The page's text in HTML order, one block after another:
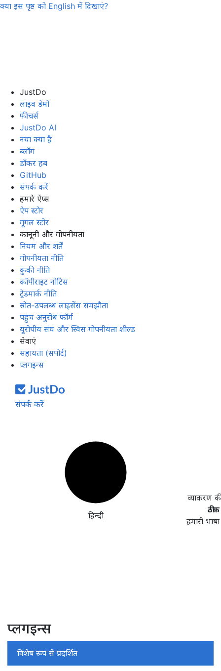
क्या इस पृष्ठ को English में दिखाएं?
JustDo
लाइव डेमो
फीचर्स
JustDo AI
नया क्या है
ब्लॉग
डॉकर हब
GitHub
संपर्क करें
हमारे ऐप्स
ऐप स्टोर
गूगल स्टोर
कानूनी और गोपनीयता
नियम और शर्तें
गोपनीयता नीति
कुकी नीति
कॉपीराइट नोटिस
ट्रेडमार्क नीति
स्रोत-उपलब्ध लाइसेंस समझौता
पहुंच अनुरोध फॉर्म
यूरोपीय संघ और स्विस गोपनीयता शील्ड
सेवाएं
सहायता (सपोर्ट)
प्लगइन्स
संपर्क करें
हिन्दी
व्याकरण
हमारी
प्लगइन्स
विशेष रूप से प्रदर्शित